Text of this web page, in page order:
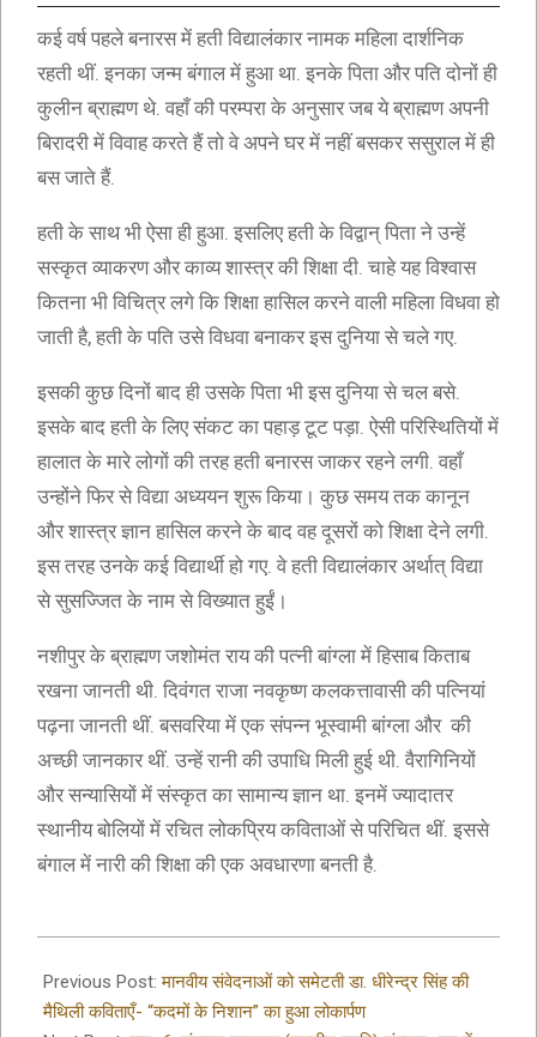
कई वर्ष पहले बनारस में हती विद्यालंकार नामक महिला दार्शनिक
रहती थीं. इनका जन्म बंगाल में हुआ था. इनके पिता और पति दोनों ही
कुलीन ब्राह्मण थे. वहाँ की परम्परा के अनुसार जब ये ब्राह्मण अपनी
बिरादरी में विवाह करते हैं तो वे अपने घर में नहीं बसकर ससुराल में ही
बस जाते हैं.
हती के साथ भी ऐसा ही हुआ. इसलिए हती के विद्वान् पिता ने उन्हें
सस्कृत व्याकरण और काव्य शास्त्र की शिक्षा दी. चाहे यह विश्वास
कितना भी विचित्र लगे कि शिक्षा हासिल करने वाली महिला विधवा हो
जाती है, हती के पति उसे विधवा बनाकर इस दुनिया से चले गए.
इसकी कुछ दिनों बाद ही उसके पिता भी इस दुनिया से चल बसे.
इसके बाद हती के लिए संकट का पहाड़ टूट पड़ा. ऐसी परिस्थितियों में
हालात के मारे लोगों की तरह हती बनारस जाकर रहने लगी. वहाँ
उन्होंने फिर से विद्या अध्ययन शुरू किया। कुछ समय तक कानून
और शास्त्र ज्ञान हासिल करने के बाद वह दूसरों को शिक्षा देने लगी.
इस तरह उनके कई विद्यार्थी हो गए. वे हती विद्यालंकार अर्थात् विद्या
से सुसज्जित के नाम से विख्यात हुईं।
नशीपुर के ब्राह्मण जशोमंत राय की पत्नी बांग्ला में हिसाब किताब
रखना जानती थी. दिवंगत राजा नवकृष्ण कलकत्तावासी की पत्नियां
पढ़ना जानती थीं. बसवरिया में एक संपन्न भूस्वामी बांग्ला और की
अच्छी जानकार थीं. उन्हें रानी की उपाधि मिली हुई थी. वैरागिनियों
और सन्यासियों में संस्कृत का सामान्य ज्ञान था. इनमें ज्यादातर
स्थानीय बोलियों में रचित लोकप्रिय कविताओं से परिचित थीं. इससे
बंगाल में नारी की शिक्षा की एक अवधारणा बनती है.
09-
10
Previous Post:मानवीय संवेदनाओं को समेटती डा. धीरेन्द्र सिंह की
मैथिली कविताएँ- “कदमों के निशान” का हुआ लोकार्पण